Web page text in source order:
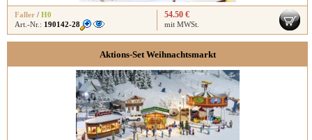
Faller / H0
Art.-Nr.: 190142-28
54.50 €
mit MWSt.
Aktions-Set Weihnachtsmarkt